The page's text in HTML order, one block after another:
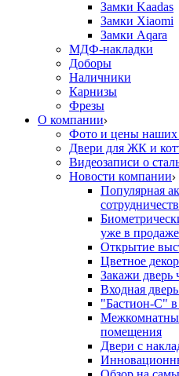
Замки Kaadas
Замки Xiaomi
Замки Aqara
МДФ-накладки
Доборы
Наличники
Карнизы
Фрезы
О компании
Фото и цены наших
Двери для ЖК и
Видеозаписи о
Новости компании
Популярная
уже в
Открытие
Цветное
Закажи дверь
Входная
"Бастион-С"
помещения
Двери с